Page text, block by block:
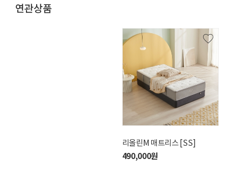
연관상품
리올린M 매트리스 [SS]
490,000원
델라H 매트리스 [DS]
1,650,000원